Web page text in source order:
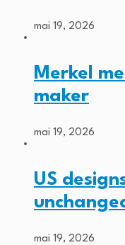
mai 19, 2026
Merkel
maker
mai 19, 2026
US
mai 19, 2026